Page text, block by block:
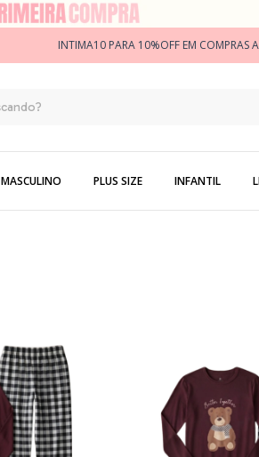
INTIMA10 PARA 10%OFF EM COMPRAS
MASCULINO PLUS SIZE INFANTIL